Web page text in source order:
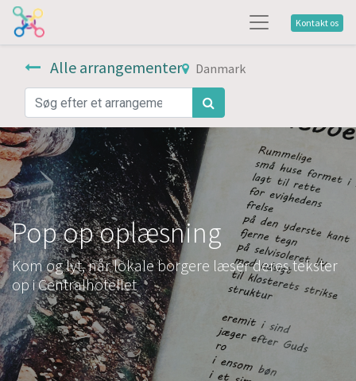
Kontakt os
Alle arrangementer Danmark
Pop op oplæsning
Kom og lyt, når lokale borgere læser deres tekster
op i Centralhotellet